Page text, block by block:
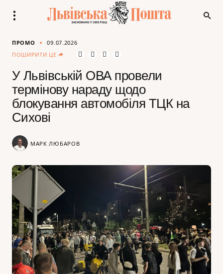
ПРОМО
09.07.2026
ПОШИРИТИ ЦЕ
У Львівській ОВА провели
термінову нараду щодо
блокування автомобіля ТЦК на
Сихові
МАРК ЛЮБАРОВ